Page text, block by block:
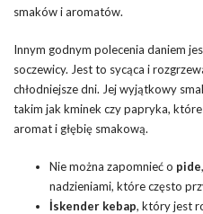
smaków i aromatów.
Innym godnym polecenia daniem
soczewicy. Jest to sycąca i
chłodniejsze dni. Jej wyjątkowy
takim jak kminek czy papryka,
aromat i głębię smakową.
Nie można zapomnieć o pide
nadzieniami, które często
İskender kebap, który jest